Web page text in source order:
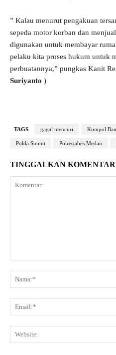
” Kalau menurut pengakuan
sepeda motor korban dan
digunakan untuk membayar
pelaku kita proses hukum untuk
perbuatannya,” pungkas Kanit
Suriyanto )
TAGS gagal mencuri Kompol
Polda Sumut Polrestabes Medan
TINGGALKAN KOMENTAR